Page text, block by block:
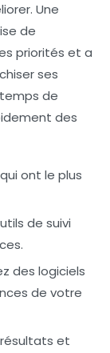
Une
de
priorités et a
ses
de
des
ont le plus
de suivi
des logiciels
de votre
et